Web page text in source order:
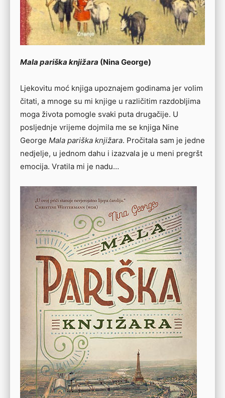
Mala pariška knjižara (Nina George)
Ljekovitu moć knjiga upoznajem godinama jer volim
čitati, a mnoge su mi knjige u različitim razdobljima
moga života pomogle svaki puta drugačije. U
posljednje vrijeme dojmila me se knjiga Nine
George Mala pariška knjižara. Pročitala sam je jedne
nedjelje, u jednom dahu i izazvala je u meni pregršt
emocija. Vratila mi je nadu…